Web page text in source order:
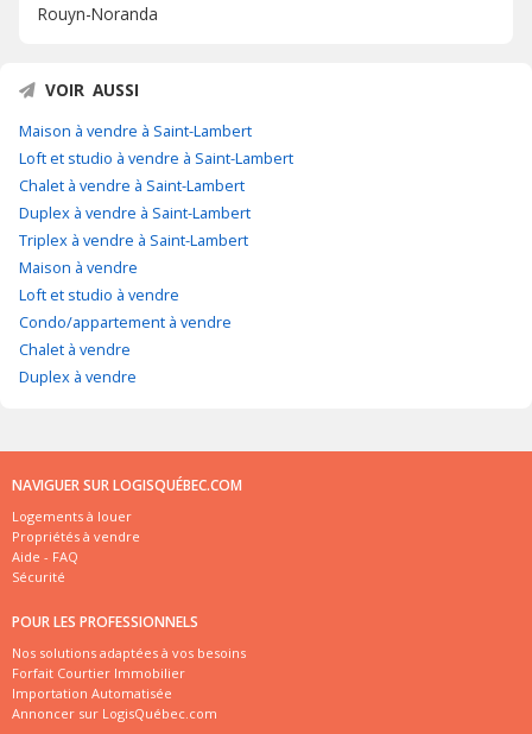
Rouyn-Noranda
VOIR AUSSI
Maison à vendre à Saint-Lambert
Loft et studio à vendre à Saint-Lambert
Chalet à vendre à Saint-Lambert
Duplex à vendre à Saint-Lambert
Triplex à vendre à Saint-Lambert
Maison à vendre
Loft et studio à vendre
Condo/appartement à vendre
Chalet à vendre
Duplex à vendre
NAVIGUER SUR LOGISQUÉBEC.COM
Logements à louer
Propriétés à vendre
Aide - FAQ
Sécurité
POUR LES PROFESSIONNELS
Nos solutions adaptées à vos besoins
Forfait Courtier Immobilier
Importation Automatisée
Annoncer sur LogisQuébec.com